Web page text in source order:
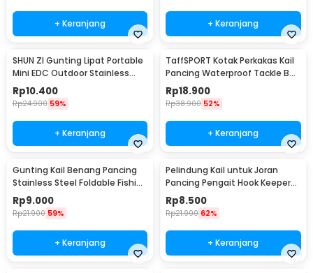
+ Keranjang + Keranjang
SHUN ZI Gunting Lipat Portable
Mini EDC Outdoor Stainless
Steel 20Gr13 - FS-08
Rp10.400
Rp24.900 59%
+ Keranjang
TaffSPORT Kotak Perkakas Kail
Pancing Waterproof Tackle Box
12 Grid - MCC01
Rp18.900
Rp38.900 52%
+ Keranjang
Gunting Kail Benang Pancing
Stainless Steel Foldable Fishing
Scissors - GK01
Rp9.000
Rp21.900 59%
+ Keranjang
Pelindung Kail untuk Joran
Pancing Pengait Hook Keeper
10 PCS
Rp8.500
Rp21.900 62%
+ Keranjang